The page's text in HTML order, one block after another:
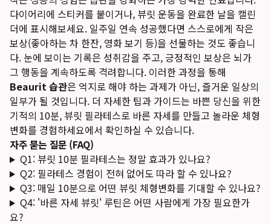
다이어리에 스티커를 붙이거나, 뷰릿 운동을 완료한 날을 캘린
더에 표시해보세요. 일주일 연속 성공했다면 스스로에게 작은
보상(좋아하는 차 한잔, 영화 보기 등)을 선물하는 것도 좋습니
다. 눈에 보이는 기록은 성취감을 주고, 긍정적인 보상은 뇌가
그 행동을 계속하도록 격려합니다. 이러한 과정을 통해
Beaurit 습관은 억지로 해야 하는 과제가 아닌, 즐거운 일상의
일부가 될 것입니다. 더 자세한 팁과 가이드는 바쁜 당신을 위한
기적의 10분, 뷰릿 필라테스로 바른 자세를 만들고 놀라운 체형
변화를 경험하세요에서 확인하실 수 있습니다.
자주 묻는 질문 (FAQ)
Q1: 뷰릿 10분 필라테스는 정말 효과가 있나요?
Q2: 필라테스 경험이 전혀 없어도 따라 할 수 있나요?
Q3: 매일 10분으로 어떤 뷰릿 체형변화를 기대할 수 있나요?
Q4: '바른 자세 뷰릿' 루틴은 어떤 사람에게 가장 필요한가
요?